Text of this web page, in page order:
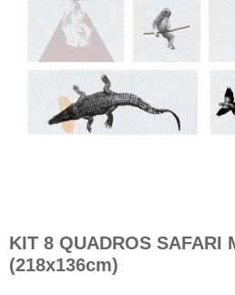
KIT 8 QUADROS SAFARI
(218x136cm)